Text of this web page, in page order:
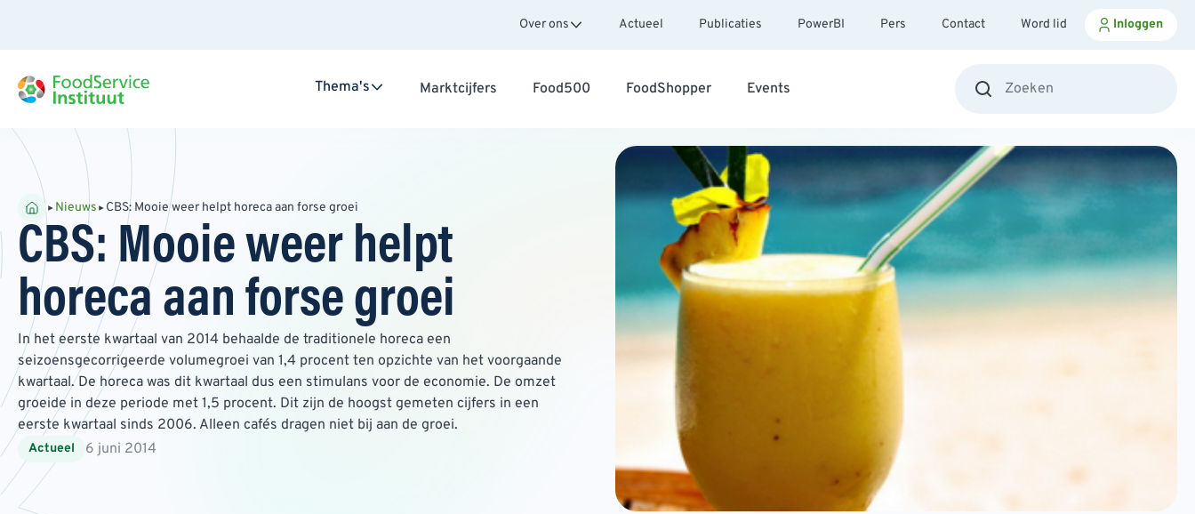
Over ons Actueel Publicaties PowerBI Pers Contact Word lid Inloggen
Thema's Marktcijfers Food500 FoodShopper Events
Nieuws CBS: Mooie weer helpt horeca aan forse groei
CBS: Mooie weer helpt
horeca aan forse groei
In het eerste kwartaal van 2014 behaalde de traditionele horeca een
seizoensgecorrigeerde volumegroei van 1,4 procent ten opzichte van het voorgaande
kwartaal. De horeca was dit kwartaal dus een stimulans voor de economie. De omzet
groeide in deze periode met 1,5 procent. Dit zijn de hoogst gemeten cijfers in een
eerste kwartaal sinds 2006. Alleen cafés dragen niet bij aan de groei.
Actueel 6 juni 2014